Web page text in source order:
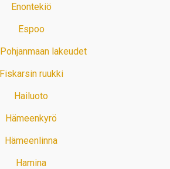
Enontekiö
Espoo
lakeudet
Fiskarsin ruukki
Hailuoto
Hämeenkyrö
Hämeenlinna
Hamina